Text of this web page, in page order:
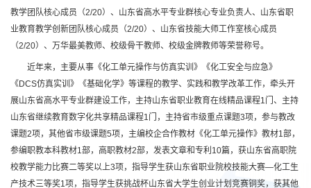
教学团队核心成员（2/20）、山东省高水平专业群核心专业负责人、山东省职
业教育教学创新团队核心成员（2/20）、山东省技能大师工作室核心成员
（2/20）、万华最美教师、校级骨干教师、校级金牌教师等荣誉称号。
近年来，主要从事《化工单元操作与仿真实训》《化工安全与应急》
《DCS仿真实训》《基础化学》等课程的教学、实践和教学改革工作，牵头开
展山东省高水平专业群建设工作，主持山东省职业教育在线精品课程1门、主持
山东省继续教育数字化共享精品课程1门，主持省市级重点课题3项，参与教改
课题2项，其他省市级课题5项，主编校企合作教材《化工单元操作》教材1部，
参编职教本科教材1部，高职教材2部，发表文章和专利10篇，获山东省高职院
校教学能力比赛二等奖以上3项，指导学生获山东省职业院校技能大赛—化工生
产技术三等奖1项，指导学生获挑战杯山东省大学生创业计划竞赛铜奖，获其他